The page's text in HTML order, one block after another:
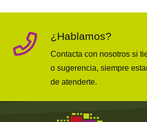
¿Hablamos?
Contacta con nosotros si
o sugerencia, siempre
de atenderte.